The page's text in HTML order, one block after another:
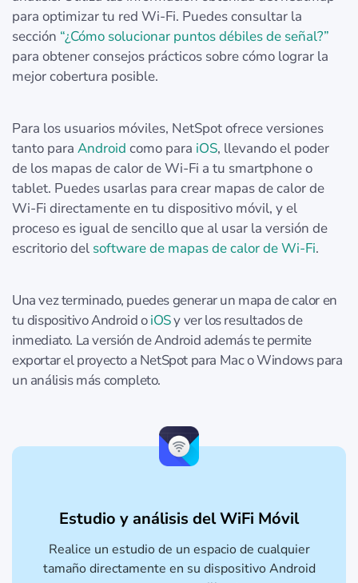
para optimizar tu red Wi-Fi. Puedes consultar la
sección “¿Cómo solucionar puntos débiles de señal?”
para obtener consejos prácticos sobre cómo lograr la
mejor cobertura posible.
Para los usuarios móviles, NetSpot ofrece versiones
tanto para Android como para iOS, llevando el poder
de los mapas de calor de Wi-Fi a tu smartphone o
tablet. Puedes usarlas para crear mapas de calor de
Wi-Fi directamente en tu dispositivo móvil, y el
proceso es igual de sencillo que al usar la versión de
escritorio del software de mapas de calor de Wi-Fi.
Una vez terminado, puedes generar un mapa de calor en
tu dispositivo Android oiOSy ver los resultados de
inmediato. La versión de Android además te permite
exportar el proyecto a NetSpot para Mac o Windows para
un análisis más completo.
Estudio y análisis del WiFi Móvil
Realice un estudio de un espacio de cualquier
tamaño directamente en su dispositivo Android